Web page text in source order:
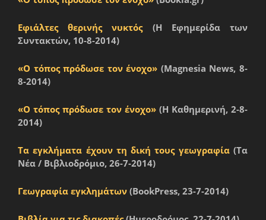
Εφιάλτες θερινής νυκτός(Η Εφημερίδα των
Συντακτών, 10-8-2014)
«Ο τόπος πρόδωσε τον ένοχο» (Magnesia News, 8-
8-2014)
«Ο τόπος πρόδωσε τον ένοχο» (Η Καθημερινή, 2-8-
2014)
Τα εγκλήματα έχουν τη δική τους γεωγραφία(Τα
Νέα / Βιβλιοδρόμιο, 26-7-2014)
Γεωγραφία εγκλημάτων (BookPress, 23-7-2014)